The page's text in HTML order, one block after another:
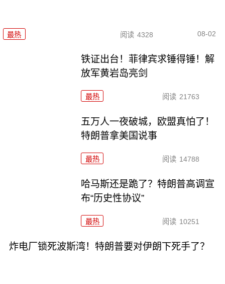
最热 阅读 4328 08-02
铁证出台！菲律宾求锤得锤！解
放军黄岩岛亮剑
最热 阅读 21763
五万人一夜破城，欧盟真怕了！
特朗普拿美国说事
最热 阅读 14788
哈马斯还是跪了？特朗普高调宣
布“历史性协议”
最热 阅读 10251
炸电厂锁死波斯湾！特朗普要对伊朗下死手了？